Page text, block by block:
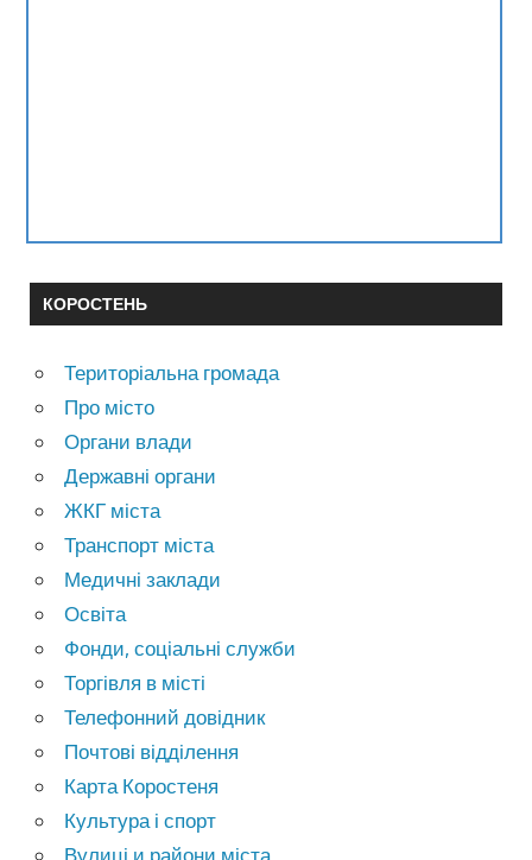
КОРОСТЕНЬ
Територіальна громада
Про місто
Органи влади
Державні органи
ЖКГ міста
Транспорт міста
Медичні заклади
Освіта
Фонди, соціальні служби
Торгівля в місті
Телефонний довідник
Почтові відділення
Карта Коростеня
Культура і спорт
Вулиці и райони міста